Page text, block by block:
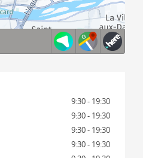
© 1987–2026 HERE, IGN
9:30 - 19:30
9:30 - 19:30
9:30 - 19:30
9:30 - 19:30